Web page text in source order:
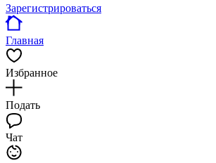
Зарегистрироваться
Главная
Избранное
Подать
Чат